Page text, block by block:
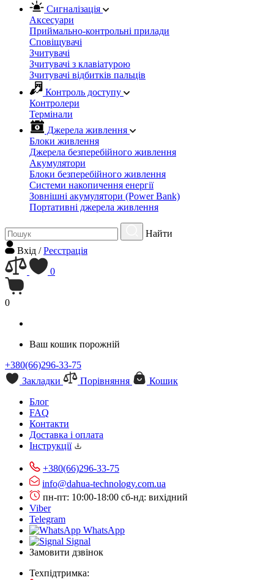
Сигналізація
Аксесуари
Приймально-контрольні прилади
Сповіщувачі
Зчитувачі
Зчитувачі з клавіатурою
Зчитувачі відбитків пальців
Контроль доступу
Контролери
Термінали
Джерела живлення
Блоки живлення
Джерела безперебійного живлення
Акумулятори
Блоки безперебійного живлення
Системи накопичення енергії
Зовнішні акумулятори (Power Bank)
Портативні джерела живлення
Найти
Вхiд /Реєстрація
0
0
Ваш кошик порожній
+380(66)296-33-75
Закладки
Порівняння
Кошик
Блог
FAQ
Контакти
Доставка і оплата
Інструкції
+380(66)296-33-75
info@dahua-technology.com.ua
пн-пт: 10:00-18:00 сб-нд: вихідний
Viber
Telegram
WhatsApp
Signal
Замовити дзвінок
Техпідтримка: